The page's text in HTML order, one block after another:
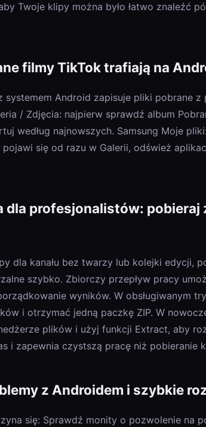
Twoje klipy można było łatwo znaleźć
filmy TikTok trafiają na
systemem Android zapisuje pliki pobrane
/ Zdjęcia: najpierw sprawdź album
według najnowszych. Samsung Moje
pojawi się od razu w Galerii, odśwież
dla profesjonalistów: pobieraj
dla kanału bez twarzy lub kolejki edycji,
szybko. Zbiorczy przepływ pracy
wyników. W obsługiwanym
i otrzymać jedną paczkę ZIP. W
plików i użyj funkcji Extract, aby
i zapewnia czystszą pracę niż pobieranie
z Androidem i szybkie
się: Sprawdź monity o pozwolenie na